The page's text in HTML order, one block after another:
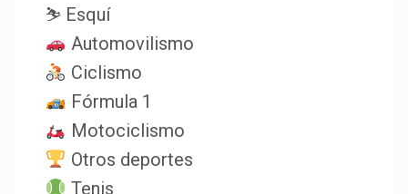
⛷️ Esquí
Automovilismo
Ciclismo
Fórmula 1
Motociclismo
Otros deportes
Tenis